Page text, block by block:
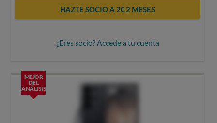
HAZTE SOCIO A 2€ 2 MESES
¿Eres socio? Accede a tu cuenta
MEJOR
DEL
ANÁLISIS